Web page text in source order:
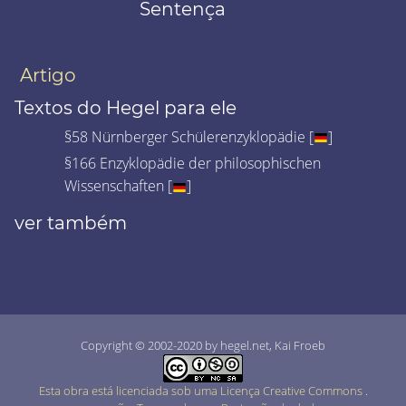
Sentença
Artigo
Textos do Hegel para ele
§58 Nürnberger Schülerenzyklopädie [
]
§166 Enzyklopädie der philosophischen
Wissenschaften [
]
ver também
Copyright © 2002-2020 by hegel.net, Kai Froeb
Esta obra está licenciada sob uma Licença Creative Commons .